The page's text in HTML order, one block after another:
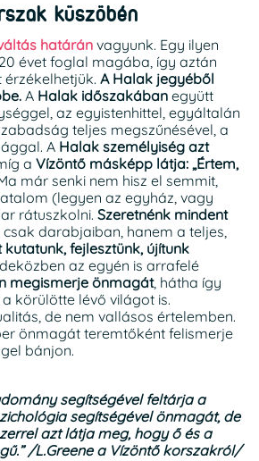
küszöbén
határán vagyunk. Egy ilyen
évet foglal magába, így aztán
A Halak jegyéből
A Halak időszakában együtt
az egyistenhittel, egyáltalán
teljes megszűnésével, a
A Halak személyiség azt
a Vízöntő másképp látja: „Értem,
már senki nem hisz el semmit,
(legyen az egyház, vagy
rátuszkolni. Szeretnénk mindent
csak darabjaiban, hanem a teljes,
kutatunk, fejlesztünk, újítunk
az egyén is arrafelé
megismerje önmagát, hátha így
körülötte lévő világot is.
de nem vallásos értelemben.
önmagát teremtőként felismerje
bánjon.
segítségével feltárja a
segítségével önmagát, de
azt látja meg, hogy ő és a
/L.Greene a Vízöntő korszakról/